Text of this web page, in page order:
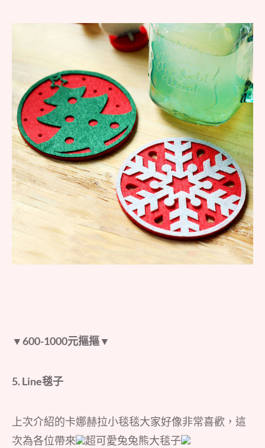
▼600-1000元摳摳▼
5. Line毯子
上次介紹的卡娜赫拉小毯毯大家好像非常喜歡，這
次為各位帶來
超可愛兔兔熊大毯子